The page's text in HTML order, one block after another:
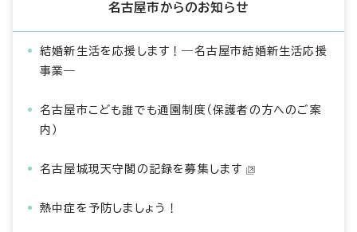
名古屋市からのお知らせ
結婚新生活を応援します！―名古屋市結婚新生活応援
事業―
名古屋市こども誰でも通園制度（保護者の方へのご案
内）
名古屋城現天守閣の記録を募集します
熱中症を予防しましょう！